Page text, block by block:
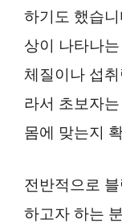
하기도 했습
상이 나타나
체질이나 섭
라서 초보자
몸에 맞는지
전반적으로
하고자 하는